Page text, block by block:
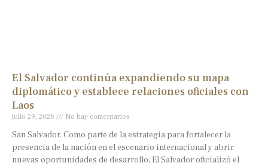
El Salvador continúa expandiendo su mapa
diplomático y establece relaciones oficiales con
Laos
julio 29, 2026 No hay comentarios
San Salvador. Como parte de la estrategia para fortalecer la
presencia de la nación en el escenario internacional y abrir
nuevas oportunidades de desarrollo, El Salvador oficializó el